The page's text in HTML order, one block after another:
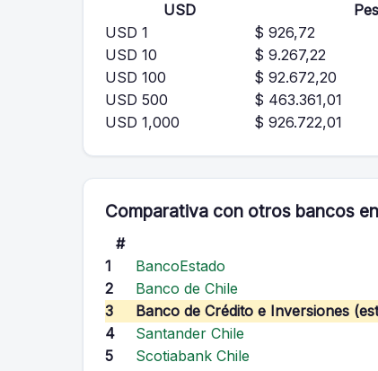
USD
USD 1
$ 926,72
USD 10
$ 9.267,22
USD 100
$ 92.672,20
USD 500
$ 463.361,01
USD 1,000
$ 926.722,01
Comparativa con otros bancos
#
1
BancoEstado
2
Banco de Chile
3
Banco de Crédito e Inversiones
4
Santander Chile
5
Scotiabank Chile